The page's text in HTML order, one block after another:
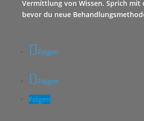
Vermittlung von Wissen. Sprich mit
bevor du neue
Folgen
Folgen
Folgen